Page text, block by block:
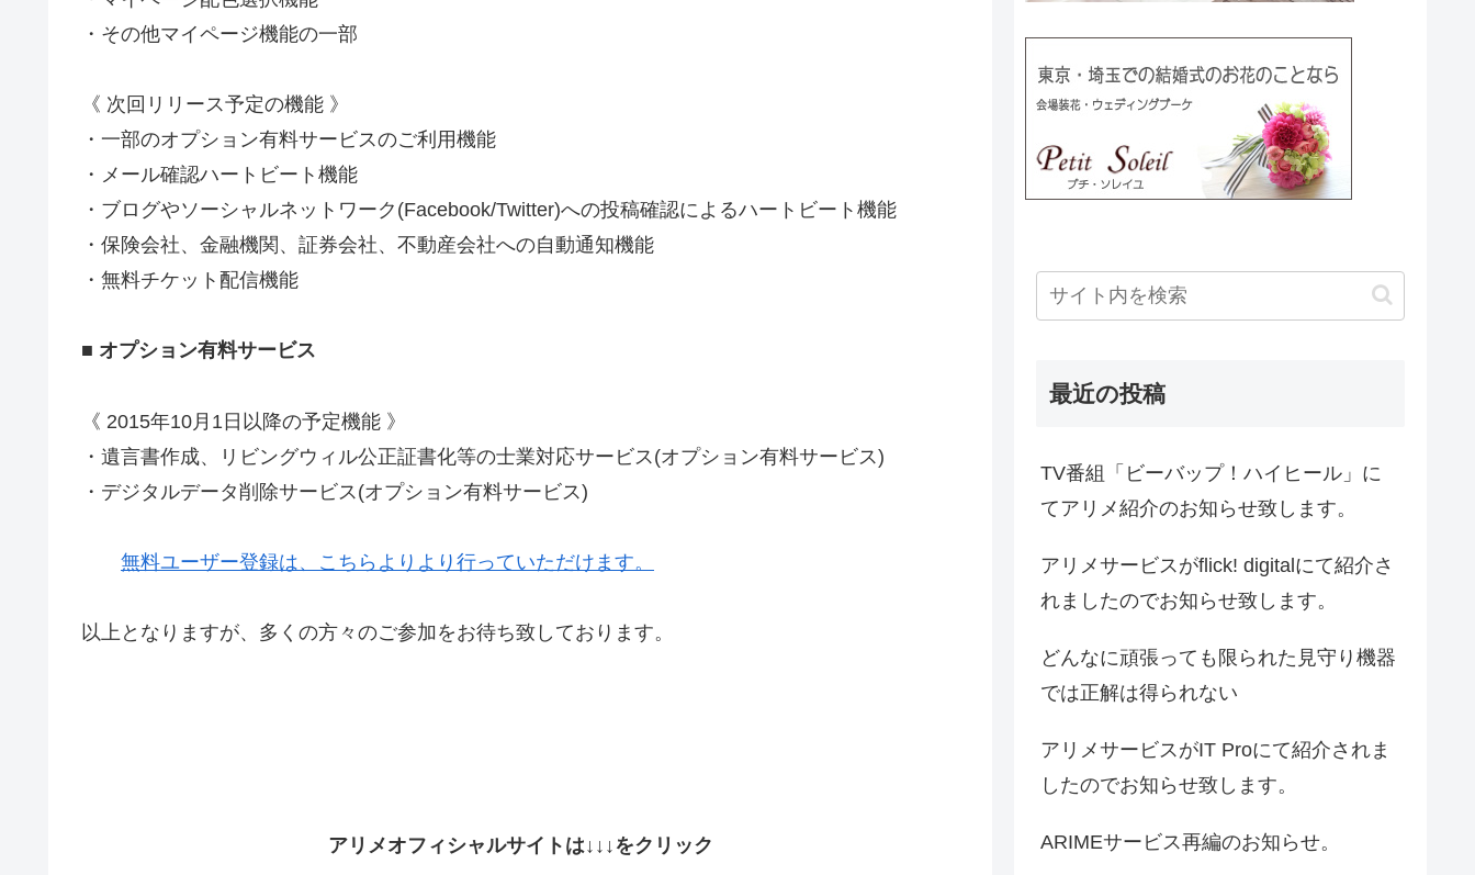
・その他マイページ機能の一部
《 次回リリース予定の機能 》
・一部のオプション有料サービスのご利用機能
・メール確認ハートビート機能
・ブログやソーシャルネットワーク(Facebook/Twitter)への投稿確認によるハートビート機能
・保険会社、金融機関、証券会社、不動産会社への自動通知機能
・無料チケット配信機能
■ オプション有料サービス
《 2015年10月1日以降の予定機能 》
・遺言書作成、リビングウィル公正証書化等の士業対応サービス(オプション有料サービス)
・デジタルデータ削除サービス(オプション有料サービス)
無料ユーザー登録は、こちらよりより行っていただけます。
以上となりますが、多くの方々のご参加をお待ち致しております。
アリメオフィシャルサイトは↓↓↓をクリック
最近の投稿
TV番組「ビーバップ！ハイヒール」に
てアリメ紹介のお知らせ致します。
アリメサービスがflick! digitalにて紹介さ
れましたのでお知らせ致します。
どんなに頑張っても限られた見守り機器
では正解は得られない
アリメサービスがIT Proにて紹介されま
したのでお知らせ致します。
ARIMEサービス再編のお知らせ。